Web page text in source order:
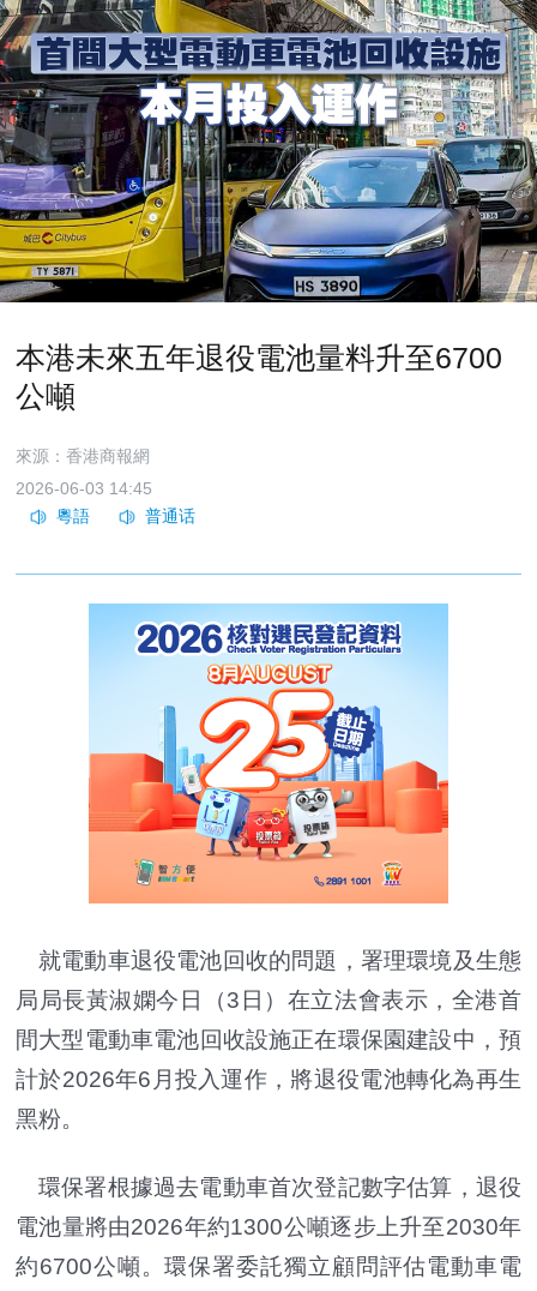
本港未來五年退役電池量料升至6700
公噸
來源：香港商報網
2026-06-03 14:45
就電動車退役電池回收的問題，署理環境及生態
局局長黃淑嫻今日（3日）在立法會表示，全港首
間大型電動車電池回收設施正在環保園建設中，預
計於2026年6月投入運作，將退役電池轉化為再生
黑粉。
環保署根據過去電動車首次登記數字估算，退役
電池量將由2026年約1300公噸逐步上升至2030年
約6700公噸。環保署委託獨立顧問評估電動車電